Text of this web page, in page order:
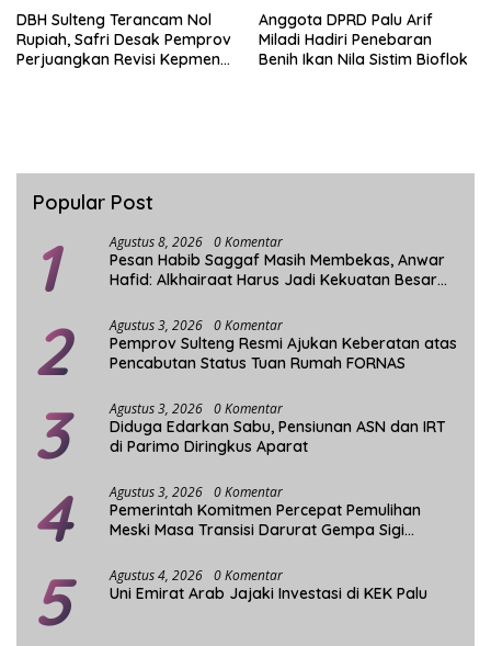
DBH Sulteng Terancam Nol
Rupiah, Safri Desak Pemprov
Perjuangkan Revisi Kepmen
Anggota DPRD Palu Arif
Miladi Hadiri Penebaran
Benih Ikan Nila Sistim Bioflok
Popular Post
1 Agustus 8, 2026 0 Komentar
Pesan Habib Saggaf Masih Membekas, Anwar
Hafid: Alkhairaat Harus Jadi Kekuatan Besar
2 Agustus 3, 2026 0 Komentar
Pemprov Sulteng Resmi Ajukan Keberatan atas
Pencabutan Status Tuan Rumah FORNAS
3 Agustus 3, 2026 0 Komentar
Diduga Edarkan Sabu, Pensiunan ASN dan IRT
di Parimo Diringkus Aparat
4 Agustus 3, 2026 0 Komentar
Pemerintah Komitmen Percepat Pemulihan
Meski Masa Transisi Darurat Gempa Sigi
5 Agustus 4, 2026 0 Komentar
Uni Emirat Arab Jajaki Investasi di KEK Palu